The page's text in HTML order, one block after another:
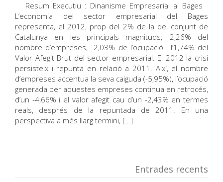
Resum Executiu : Dinanisme Empresarial al Bages
L’economia del sector empresarial del Bages
representa, el 2012, prop del 2% de la del conjunt de
Catalunya en les principals magnituds; 2,26% del
nombre d’empreses, 2,03% de l’ocupació i l’1,74% del
Valor Afegit Brut del sector empresarial. El 2012 la crisi
persisteix i repunta en relació a 2011. Així, el nombre
d’empreses accentua la seva caiguda (-5,95%), l’ocupació
generada per aquestes empreses continua en retrocés,
d’un -4,66% i el valor afegit cau d’un -2,43% en termes
reals, després de la repuntada de 2011. En una
perspectiva a més llarg termini, […]
Entrades recents